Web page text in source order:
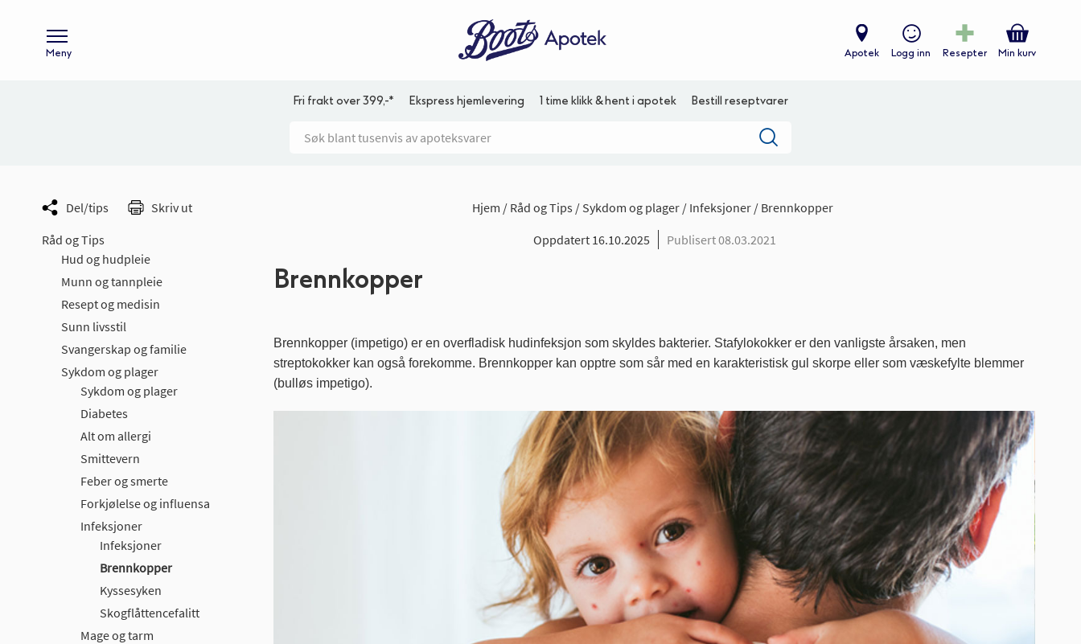
Meny Apotek Logg inn Resepter Min kurv
Fri frakt over 399,-* Ekspress hjemlevering 1 time klikk & hent i apotek Bestill reseptvarer
Hjem Råd og Tips Sykdom og plager Infeksjoner Brennkopper
Del/tips
Skriv ut
Oppdatert 16.10.2025
Publisert 08.03.2021
Brennkopper
Brennkopper (impetigo) er en overfladisk hudinfeksjon som skyldes bakterier. Stafylokokker er den vanligste årsaken, men
streptokokker kan også forekomme. Brennkopper kan opptre som sår med en karakteristisk gul skorpe eller som væskefylte blemmer
(bulløs impetigo).
Råd og Tips
Hud og hudpleie
Munn og tannpleie
Resept og medisin
Sunn livsstil
Svangerskap og familie
Sykdom og plager
Sykdom og plager
Diabetes
Alt om allergi
Smittevern
Feber og smerte
Forkjølelse og influensa
Infeksjoner
Infeksjoner
Brennkopper
Kyssesyken
Skogflåttencefalitt
Mage og tarm